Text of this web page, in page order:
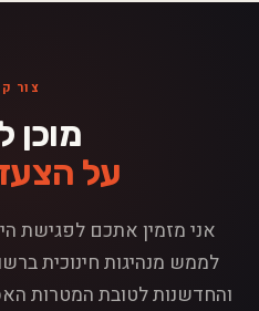
צור
מוכן
על
אני מזמין אתכם לפגישת
לממש מנהיגות חינוכית
והחדשנות לטובת המטרות